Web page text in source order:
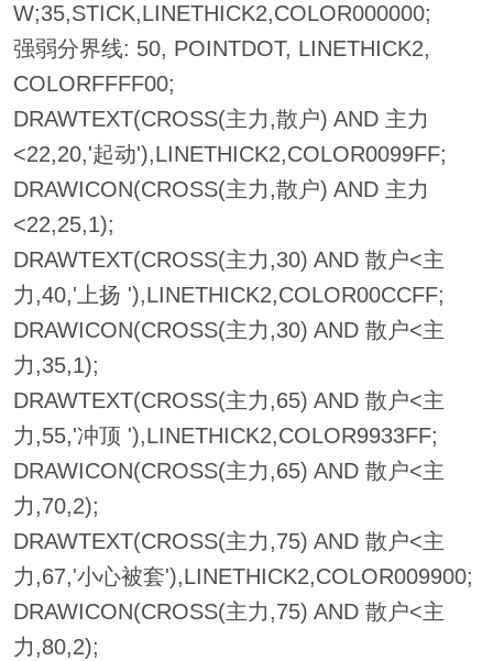
W;35,STICK,LINETHICK2,COLOR000000;
强弱分界线: 50, POINTDOT, LINETHICK2,
COLORFFFF00;
DRAWTEXT(CROSS(主力,散户) AND 主力
<22,20,'起动'),LINETHICK2,COLOR0099FF;
DRAWICON(CROSS(主力,散户) AND 主力
<22,25,1);
DRAWTEXT(CROSS(主力,30) AND 散户<主
力,40,'上扬 '),LINETHICK2,COLOR00CCFF;
DRAWICON(CROSS(主力,30) AND 散户<主
力,35,1);
DRAWTEXT(CROSS(主力,65) AND 散户<主
力,55,'冲顶 '),LINETHICK2,COLOR9933FF;
DRAWICON(CROSS(主力,65) AND 散户<主
力,70,2);
DRAWTEXT(CROSS(主力,75) AND 散户<主
力,67,'小心被套'),LINETHICK2,COLOR009900;
DRAWICON(CROSS(主力,75) AND 散户<主
力,80,2);